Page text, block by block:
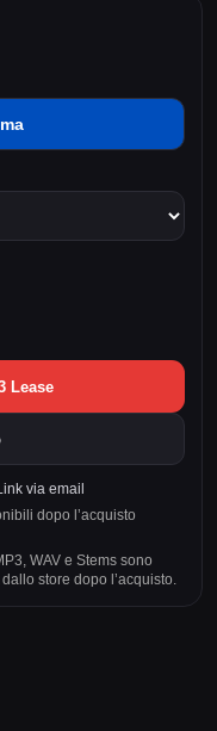
Lease
via email
dopo l’acquisto
WAV e Stems sono
store dopo l’acquisto.